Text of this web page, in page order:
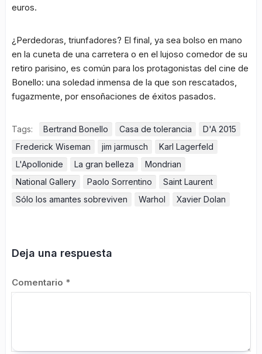
euros.
¿Perdedoras, triunfadores? El final, ya sea bolso en mano
en la cuneta de una carretera o en el lujoso comedor de su
retiro parisino, es común para los protagonistas del cine de
Bonello: una soledad inmensa de la que son rescatados,
fugazmente, por ensoñaciones de éxitos pasados.
Tags: Bertrand Bonello Casa de tolerancia
D'A 2015
Frederick Wiseman
jim jarmusch
Karl Lagerfeld
L'Apollonide
La gran belleza
Mondrian
National Gallery
Paolo Sorrentino
Saint Laurent
Sólo los amantes sobreviven
Warhol Xavier Dolan
Deja una respuesta
Comentario *